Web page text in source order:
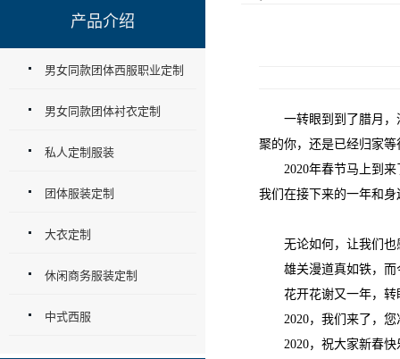
一转眼到到了腊月，清
聚的你，还是已经归家
2020年春节马上到来
我们在接下来的一年和
无论如何，让我们也感
雄关漫道真如铁，而
花开花谢又一年，转
2020，我们来了，您
2020，祝大家新春快
产品介绍
男女同款团体西服职业定制
男女同款团体衬衣定制
私人定制服装
团体服装定制
大衣定制
休闲商务服装定制
中式西服